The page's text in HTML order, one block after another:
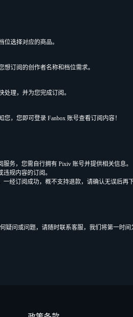
位选择对应的商品。
想订阅的创作者名称和档位需求。
处理，并为您完成订阅。
您，您即可登录 Fanbox 账号查看订阅内容！
服务，您需自行拥有 Pixiv 账号并提供相关信息
违规内容的订阅。
一经订阅成功，概不支持退款，请确认无误后再
疑问或问题，请随时联系客服，我们将第一时间